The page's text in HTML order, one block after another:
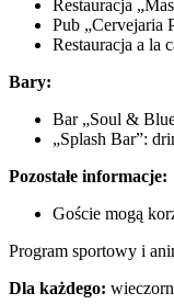
Restauracja
Pub „Cervejaria
Restauracja a la
Bary:
Bar „Soul &
„Splash Bar”:
Pozostałe informacje:
Goście mogą
Program sportowy i
Dla każdego: